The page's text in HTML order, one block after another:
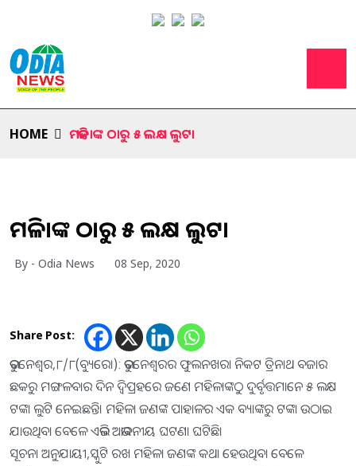
HOME ମହିଳାଙ୍କ ଠାରୁ ୫ ଲକ୍ଷ ଲୁଟ।
ମହିଳାଙ୍କ ଠାରୁ ୫ ଲକ୍ଷ ଲୁଟ।
By - Odia News 08 Sep, 2020
Share Post:
ଭୁବନେଶ୍ୱର,୮/୮(ବ୍ୟୁରୋ): ଭୁବନେଶ୍ୱରର ଫୁଲନଖରା ନିକଟ ତ୍ରିନାଥ ବଜାର
ଛକରୁ ମଙ୍ଗଳବାର ଦିନ ଦ୍ବିପ୍ରହରେ ଜଣେ ମହିଳାଙ୍କଠୁ ଦୁର୍ବୃତ୍ତମାନେ ୫ ଲକ୍ଷ
ଟଙ୍କା ଲୁଟି ନେଇଛନ୍ତି। ମହିଳା ଜଣଙ୍କ ପାହାଳର ଏକ ବ୍ୟାଙ୍କରୁ ଟଙ୍କା ଉଠାଇ
ଯାଉଥିବା ବେଳେ ଏଭଳି ଅଭାବନୀୟ ଘଟଣା ଘଟିଛି।
ସୂଚନା ଅନୁଯାୟୀ,ସ୍କୁଟି ରଖ ମହିଳା ଜଣଙ୍କ କଥା ହେଉଥିବା ବେଳେ